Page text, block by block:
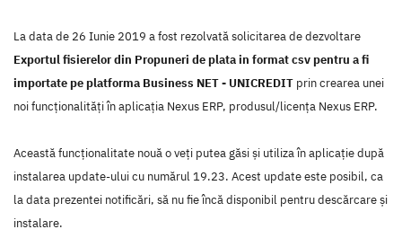
La data de 26 Iunie 2019 a fost rezolvată solicitarea de dezvoltare
Exportul fisierelor din Propuneri de plata in format csv pentru a fi
importate pe platforma Business NET - UNICREDIT prin crearea unei
noi funcţionalităţi în aplicaţia Nexus ERP, produsul/licenţa Nexus ERP.
Această funcţionalitate nouă o veţi putea găsi şi utiliza în aplicaţie după
instalarea update-ului cu numărul 19.23. Acest update este posibil, ca
la data prezentei notificări, să nu fie încă disponibil pentru descărcare şi
instalare.